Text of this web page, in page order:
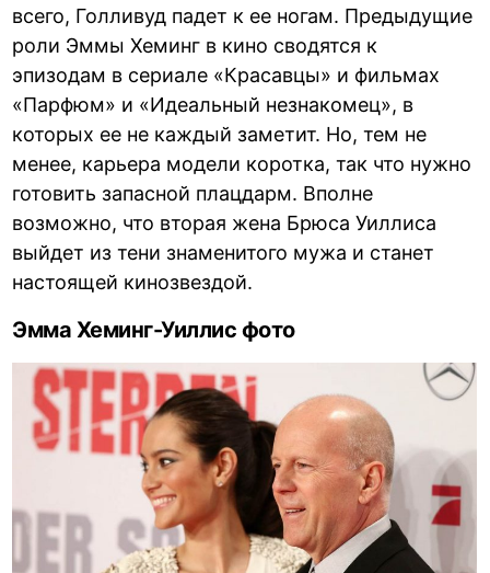
всего, Голливуд падет к ее ногам. Предыдущие
роли Эммы Хеминг в кино сводятся к
эпизодам в сериале «Красавцы» и фильмах
«Парфюм» и «Идеальный незнакомец», в
которых ее не каждый заметит. Но, тем не
менее, карьера модели коротка, так что нужно
готовить запасной плацдарм. Вполне
возможно, что вторая жена Брюса Уиллиса
выйдет из тени знаменитого мужа и станет
настоящей кинозвездой.
Эмма Хеминг-Уиллис фото